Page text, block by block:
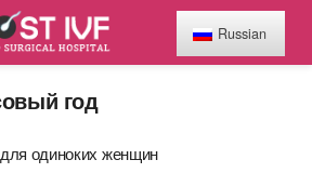
год
одиноких женщин
Russian